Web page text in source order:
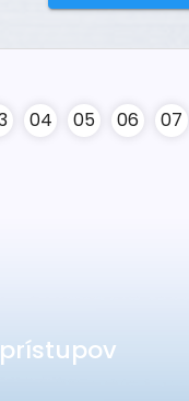
04 05 06 07